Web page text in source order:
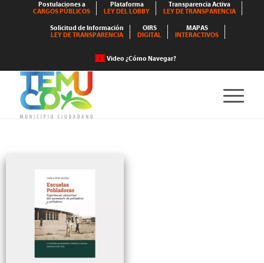
Postulaciones a
CARGOS PÚBLICOS
Plataforma
LEY DEL LOBBY
Transparencia Activa
LEY DE TRANSPARENCIA
Solicitud de Información
LEY DE TRANSPARENCIA
OIRS
DIGITAL
MAPAS
INTERACTIVOS
Video ¿Cómo Navegar?